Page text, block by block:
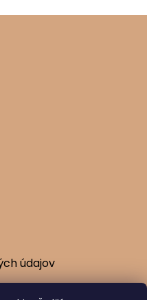
údajov